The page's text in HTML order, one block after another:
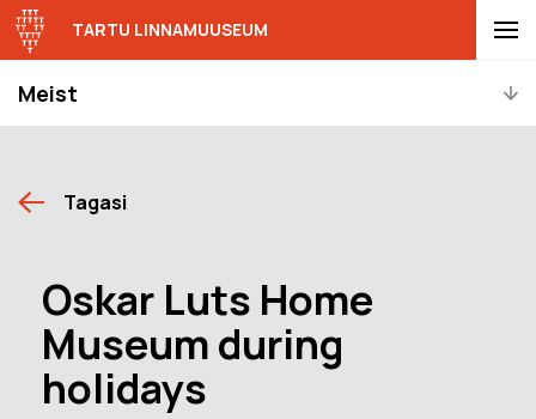
Meist
TARTU LINNAMUUSEUM
Tagasi
Oskar Luts Home
Museum during
holidays